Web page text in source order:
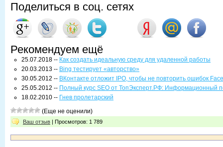
Поделиться в соц. сетях
Рекомендуем ещё
25.07.2018 -- Как создать идеальную среду для удаленной работы
20.03.2013 -- Bing тестирует «авторство»
30.05.2012 -- ВКонтакте отложит IPO, чтобы не повторить ошибок
25.05.2012 -- Полный курс SEO от ТопЭксперт.РФ: Информационный
18.02.2010 -- Гнев пролетарский
(Еще не оценили)
Ваш отзыв | Просмотров: 1 789